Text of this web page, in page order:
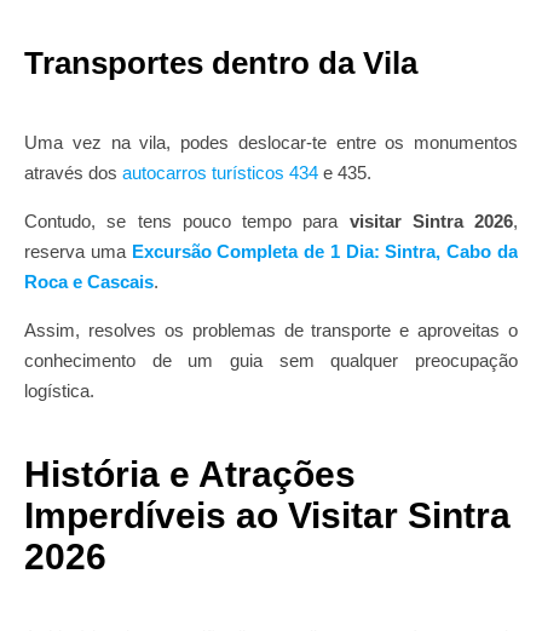
Transportes dentro da Vila
Uma vez na vila, podes deslocar-te entre os monumentos
através dos autocarros turísticos 434 e 435.
Contudo, se tens pouco tempo para visitar Sintra 2026,
reserva uma Excursão Completa de 1 Dia: Sintra, Cabo da
Roca e Cascais.
Assim, resolves os problemas de transporte e aproveitas o
conhecimento de um guia sem qualquer preocupação
logística.
História e Atrações
Imperdíveis ao Visitar Sintra
2026